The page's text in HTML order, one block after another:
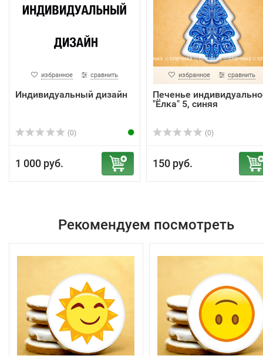
избранное сравнить
Индивидуальный дизайн
(0)
1 000 руб.
избранное сравнить
Печенье
"Ёлка" 5, синяя
(0)
150 руб.
Рекомендуем посмотреть